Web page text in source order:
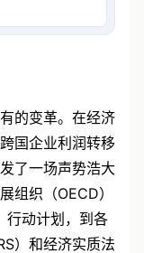
，同时分析了
的变革。在经济
国企业利润转移
了一场声势浩大
组织（OECD）
行动计划，到各